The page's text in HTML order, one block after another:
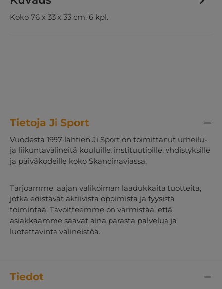
Koko 76 x 33 x 33 cm. 6 kpl.
Tietoja Ji Sport
Vuodesta 1997 lähtien Ji Sport on toimittanut urheilu-
ja liikuntavälineitä kouluille, instituutioille, yhdistyksille
ja päiväkodeille koko Skandinaviassa.
Tarjoamme laajan valikoiman laadukkaita tuotteita,
jotka edistävät aktiivista oppimista ja fyysistä
toimintaa. Tavoitteemme on varmistaa, että
asiakkaamme saavat aina parasta palvelua ja
luotettavinta välineistöä.
Tiedot